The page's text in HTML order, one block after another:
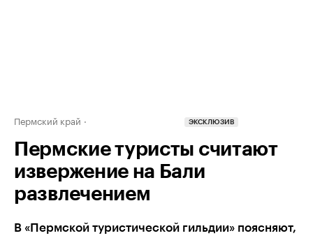
Пермский край ЭКСКЛЮЗИВ
Пермские туристы считают
извержение на Бали
развлечением
В «Пермской туристической гильдии» поясняют,